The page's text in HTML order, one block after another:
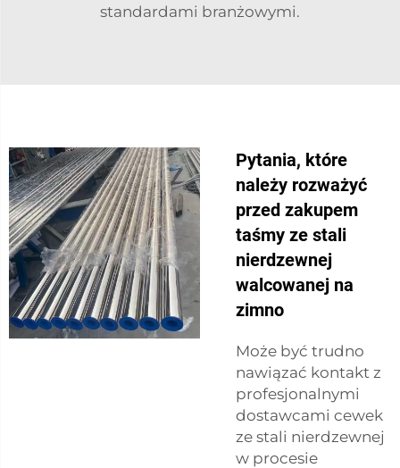
standardami branżowymi.
Pytania, które
należy rozważyć
przed zakupem
taśmy ze stali
nierdzewnej
walcowanej na
zimno
Może być trudno
nawiązać kontakt z
profesjonalnymi
dostawcami cewek
ze stali nierdzewnej
w procesie